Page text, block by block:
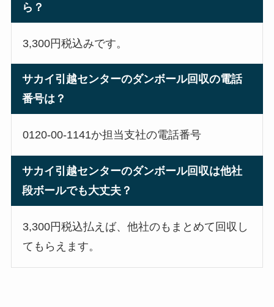
ら？
3,300円税込みです。
サカイ引越センターのダンボール回収の電話
番号は？
0120-00-1141か担当支社の電話番号
サカイ引越センターのダンボール回収は他社
段ボールでも大丈夫？
3,300円税込払えば、他社のもまとめて回収し
てもらえます。